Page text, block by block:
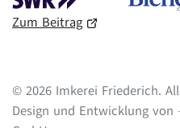
Zum Beitrag
© 2026 Imkerei Friederich.
Design und Entwicklung